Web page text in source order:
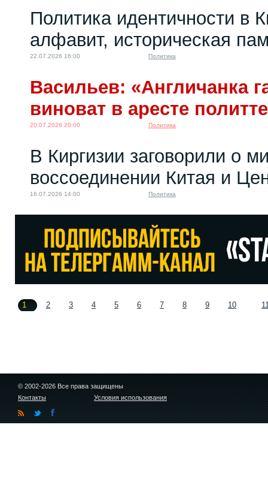
Политика идентичности в
алфавит, историческая
22.07.2026 16:00 Политика
Васильев: «Англичанка
виноват в аресте
20.07.2026 20:00 Политика
В Киргизии заговорили о
воссоединении Китая и
16.07.2026 14:00 Политика
1 2 3 4 5 6 7 8 9 10
© 2002-2026 Все права защищены
Контакты
Условия использования